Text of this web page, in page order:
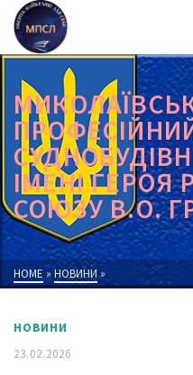
ІМЕНІ
СОЮЗУ В.О.
HOME » НОВИНИ»
НОВИНИ
23.02.2026